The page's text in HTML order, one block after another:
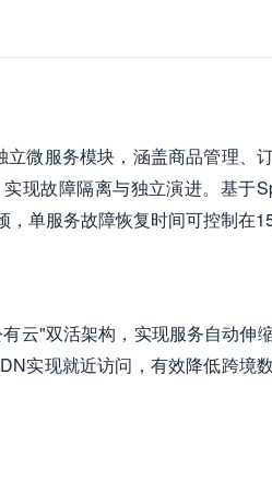
微服务模块，涵盖商品管理、
现故障隔离与独立演进。基于
单服务故障恢复时间可控制在15
云"双活架构，实现服务自动伸
实现就近访问，有效降低跨境